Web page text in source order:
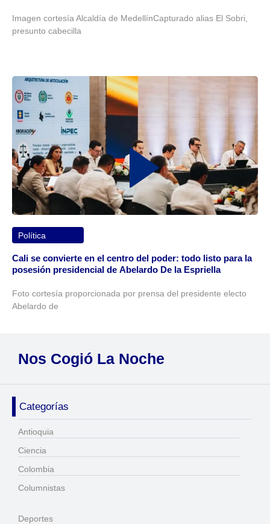
Imagen cortesía Alcaldía de MedellínCapturado alias El Sobri,
presunto cabecilla
Política
Cali se convierte en el centro del poder: todo listo para la
posesión presidencial de Abelardo De la Espriella
Foto cortesía proporcionada por prensa del presidente electo
Abelardo de
Nos Cogió La Noche
Categorías
Antioquia
Ciencia
Colombia
Columnistas
Deportes